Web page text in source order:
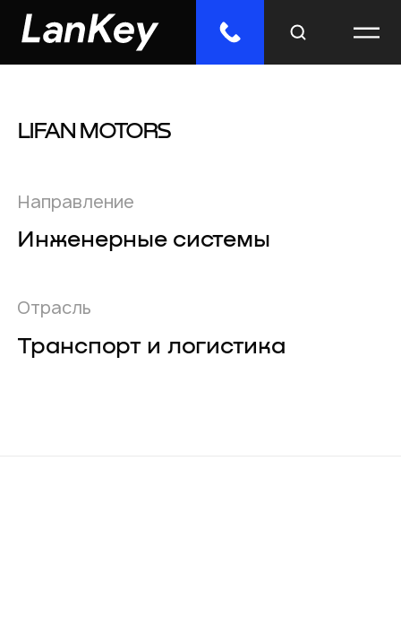
Меню
Облачные сервисы
ИТ-решения
Инженерные системы
Импорто­замещение
LIFAN MOTORS
Отрасль
Транспорт и логистика
Направление
Инженерные системы